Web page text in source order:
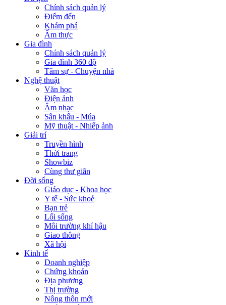
Chính sách quản lý
Điểm đến
Khám phá
Ẩm thực
Gia đình
Chính sách quản lý
Gia đình 360 độ
Tâm sự - Chuyện nhà
Nghệ thuật
Văn học
Điện ảnh
Âm nhạc
Sân khấu - Múa
Mỹ thuật - Nhiếp ảnh
Giải trí
Truyền hình
Thời trang
Showbiz
Cùng thư giãn
Đời sống
Giáo dục - Khoa học
Y tế - Sức khoẻ
Bạn trẻ
Lối sống
Môi trường khí hậu
Giao thông
Xã hội
Kinh tế
Doanh nghiệp
Chứng khoán
Địa phương
Thị trường
Nông thôn mới